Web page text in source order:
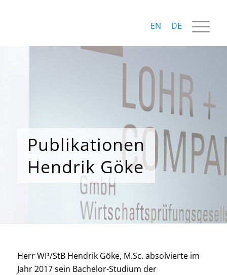
EN DE
Publikationen
Hendrik Göke
Herr WP/StB Hendrik Göke, M.Sc. absolvierte im
Jahr 2017 sein Bachelor-Studium der